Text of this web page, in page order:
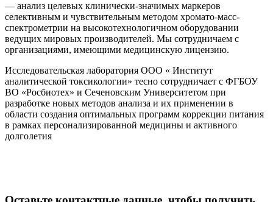
— анализ целевых клинически-значимых маркеров
селективным и чувствительным методом хромато-масс-
спектрометрии на высокотехнологичном оборудовании
ведущих мировых производителей. Мы сотрудничаем с
организациями, имеющими медицинскую лицензию.
Исследовательская лаборатория ООО « Институт
аналитической токсикологии» тесно сотрудничает с ФГБОУ
ВО «Росбиотех» и Сеченовским Университетом при
разработке новых методов анализа и их применении в
области создания оптимальных программ коррекции питания
в рамках персонализированной медицины и активного
долголетия